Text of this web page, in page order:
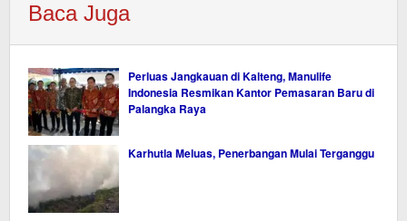
Baca Juga
Perluas Jangkauan di Kalteng, Manulife
Indonesia Resmikan Kantor Pemasaran Baru di
Palangka Raya
Karhutla Meluas, Penerbangan Mulai Terganggu